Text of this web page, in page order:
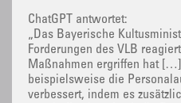
ChatGPT antwortet:
„Das Bayerische
Forderungen des VLB
Maßnahmen ergriffen hat
beispielsweise die
verbessert, indem es